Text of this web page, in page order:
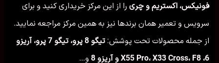
فونیکس، اکستریم و چری را از این مرکز خریداری کنید و برای
سرویس و تعمیر همان برندها نیز به همین مرکز مراجعه نمایید.
از جمله محصولات تحت پوشش:
تیگو 8 پرو، تیگو 7 پرو، آریزو
6، X55 Pro، X33 Cross، F8 و آریزو 8
و...